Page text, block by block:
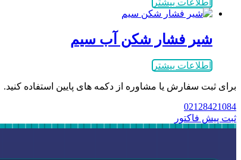
شیر فشار شکن آب سیم
اطلاعات بیشتر
برای ثبت سفارش یا مشاوره از دکمه های پایین استفاده کنید.
02128421084
ثبت پیش فاکتور